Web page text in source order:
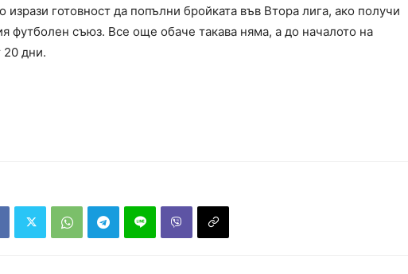
готовност да попълни бройката във Втора лига, ако получи
футболен съюз. Все още обаче такава няма, а до началото на
20 дни.